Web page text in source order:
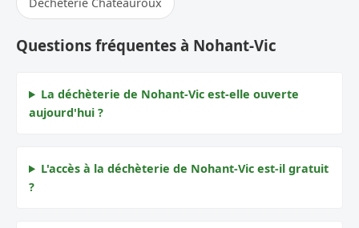
Questions fréquentes à Nohant-Vic
La déchèterie de Nohant-Vic est-elle ouverte
aujourd'hui ?
L'accès à la déchèterie de Nohant-Vic est-il gratuit
?